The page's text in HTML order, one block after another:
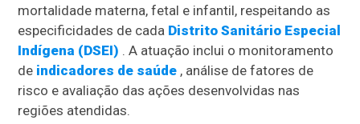
mortalidade materna, fetal e infantil, respeitando as
especificidades de cada Distrito Sanitário Especial
Indígena (DSEI) . A atuação inclui o monitoramento
de indicadores de saúde , análise de fatores de
risco e avaliação das ações desenvolvidas nas
regiões atendidas.